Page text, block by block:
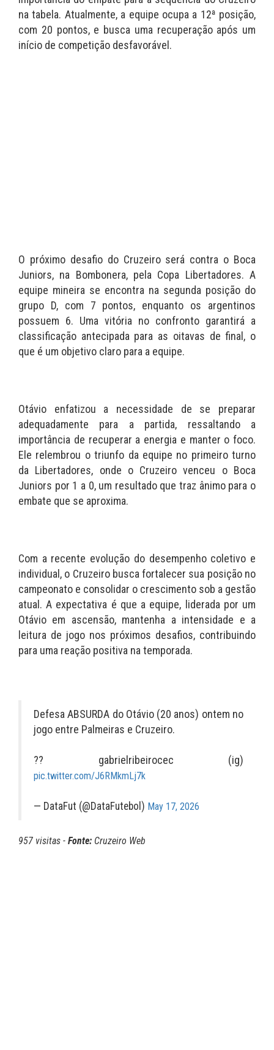
na tabela. Atualmente, a equipe ocupa a 12ª posição,
com 20 pontos, e busca uma recuperação após um
início de competição desfavorável.
O próximo desafio do Cruzeiro será contra o Boca
Juniors, na Bombonera, pela Copa Libertadores. A
equipe mineira se encontra na segunda posição do
grupo D, com 7 pontos, enquanto os argentinos
possuem 6. Uma vitória no confronto garantirá a
classificação antecipada para as oitavas de final, o
que é um objetivo claro para a equipe.
Otávio enfatizou a necessidade de se preparar
adequadamente para a partida, ressaltando a
importância de recuperar a energia e manter o foco.
Ele relembrou o triunfo da equipe no primeiro turno
da Libertadores, onde o Cruzeiro venceu o Boca
Juniors por 1 a 0, um resultado que traz ânimo para o
embate que se aproxima.
Com a recente evolução do desempenho coletivo e
individual, o Cruzeiro busca fortalecer sua posição no
campeonato e consolidar o crescimento sob a gestão
atual. A expectativa é que a equipe, liderada por um
Otávio em ascensão, mantenha a intensidade e a
leitura de jogo nos próximos desafios, contribuindo
para uma reação positiva na temporada.
Defesa ABSURDA do Otávio (20 anos) ontem no
jogo entre Palmeiras e Cruzeiro.
?? gabrielribeirocec (ig)
pic.twitter.com/J6RMkmLj7k
— DataFut (@DataFutebol) May 17, 2026
957 visitas - Fonte: Cruzeiro Web